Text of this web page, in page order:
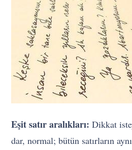
Eşit satır aralıkları:Dikkat
dar, normal; bütün satırların